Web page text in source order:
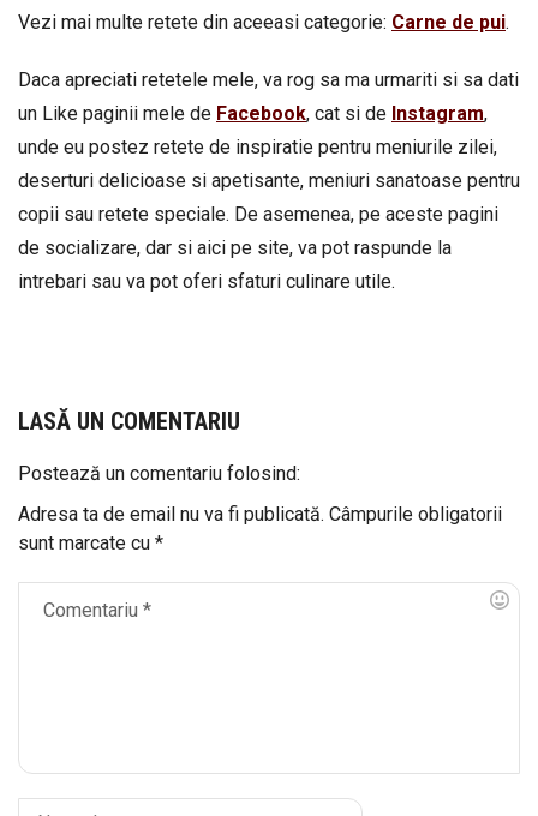
Vezi mai multe retete din aceeasi categorie: Carne de pui.
Daca apreciati retetele mele, va rog sa ma urmariti si sa dati
un Like paginii mele de Facebook, cat si de Instagram,
unde eu postez retete de inspiratie pentru meniurile zilei,
deserturi delicioase si apetisante, meniuri sanatoase pentru
copii sau retete speciale. De asemenea, pe aceste pagini
de socializare, dar si aici pe site, va pot raspunde la
intrebari sau va pot oferi sfaturi culinare utile.
LASĂ UN COMENTARIU
Postează un comentariu folosind:
Adresa ta de email nu va fi publicată. Câmpurile obligatorii
sunt marcate cu *